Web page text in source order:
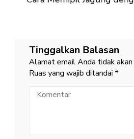
Tinggalkan Balasan
Alamat email Anda tidak akan
Ruas yang wajib ditandai *
Komentar